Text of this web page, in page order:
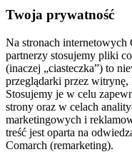
Twoja prywatność
Na stronach
partnerzy stosujemy pliki
(inaczej „ciasteczka”) to
przeglądarki przez
Stosujemy je w celu
strony oraz w celach
marketingowych i
treść jest oparta na
Comarch (remarketing).